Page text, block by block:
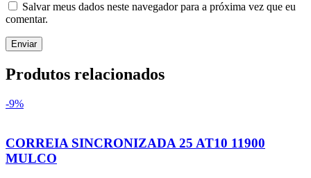
Salvar meus dados neste navegador para a próxima vez que eu
comentar.
Produtos relacionados
-9%
CORREIA SINCRONIZADA 25 AT10 11900
MULCO